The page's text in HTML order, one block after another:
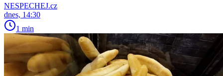
NESPECHEJ.cz
dnes, 14:30
1 min